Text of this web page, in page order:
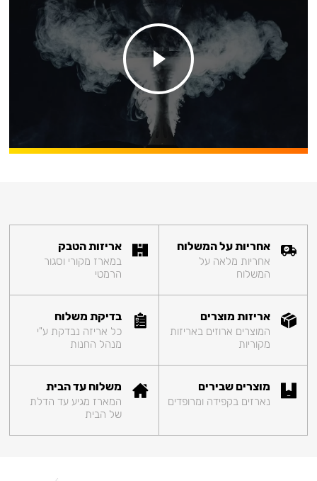
אחריות על המשלוח
אחריות מלאה על
המשלוח
אריזות הטבק
במארז מקורי וסגור
הרמטי
אריזות מוצרים
המוצרים ארוזים באריזות
מקוריות
בדיקת משלוח
כל אריזה נבדקת ע"י
מנהל החנות
מוצרים שבירים
נארזים בקפידה ומרופדים
משלוח עד הבית
המארז מגיע עד הדלת
של הבית